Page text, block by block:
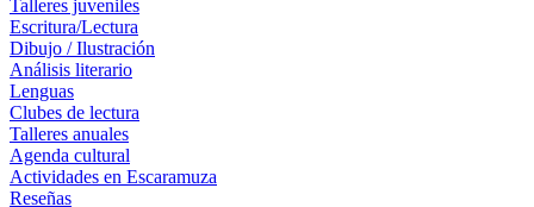
Talleres juveniles
Escritura/Lectura
Dibujo / Ilustración
Análisis literario
Lenguas
Clubes de lectura
Talleres anuales
Agenda cultural
Actividades en Escaramuza
Reseñas